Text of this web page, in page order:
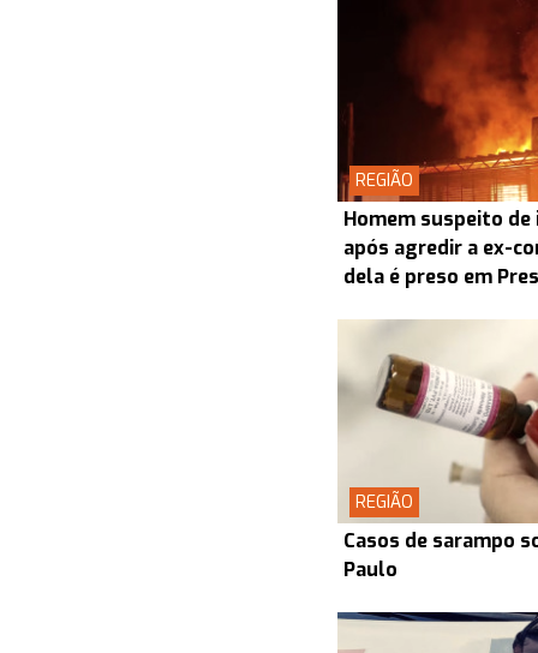
REGIÃO
Homem suspeito de
após agredir a ex-
dela é preso em
REGIÃO
Casos de sarampo
Paulo